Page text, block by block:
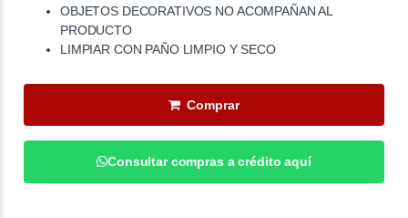
OBJETOS DECORATIVOS NO ACOMPAÑAN AL
PRODUCTO
LIMPIAR CON PAÑO LIMPIO Y SECO
Comprar
Consultar compras a crédito aquí